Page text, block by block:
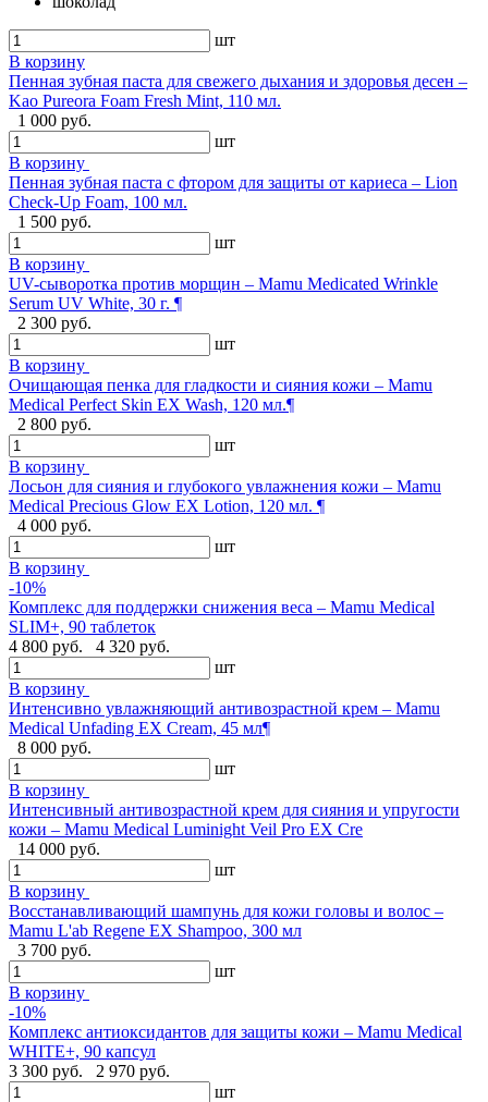
шт
В корзину
Пенная зубная паста для свежего дыхания и здоровья десен –
Kao Pureora Foam Fresh Mint, 110 мл.
1 000 руб.
шт
В корзину
Пенная зубная паста с фтором для защиты от кариеса – Lion
Check-Up Foam, 100 мл.
1 500 руб.
шт
В корзину
UV-сыворотка против морщин – Mamu Medicated Wrinkle
Serum UV White, 30 г. ¶
2 300 руб.
шт
В корзину
Очищающая пенка для гладкости и сияния кожи – Mamu
Medical Perfect Skin EX Wash, 120 мл.¶
2 800 руб.
шт
В корзину
Лосьон для сияния и глубокого увлажнения кожи – Mamu
Medical Precious Glow EX Lotion, 120 мл. ¶
4 000 руб.
шт
В корзину
-10%
Комплекс для поддержки снижения веса – Mamu Medical
SLIM+, 90 таблеток
4 800 руб.
4 320 руб.
шт
В корзину
Интенсивно увлажняющий антивозрастной крем – Mamu
Medical Unfading EX Cream, 45 мл¶
8 000 руб.
шт
В корзину
Интенсивный антивозрастной крем для сияния и упругости
кожи – Mamu Medical Luminight Veil Pro EX Cre
14 000 руб.
шт
В корзину
Восстанавливающий шампунь для кожи головы и волос –
Mamu L'ab Regene EX Shampoo, 300 мл
3 700 руб.
шт
В корзину
-10%
Комплекс антиоксидантов для защиты кожи – Mamu Medical
WHITE+, 90 капсул
3 300 руб.
2 970 руб.
шт